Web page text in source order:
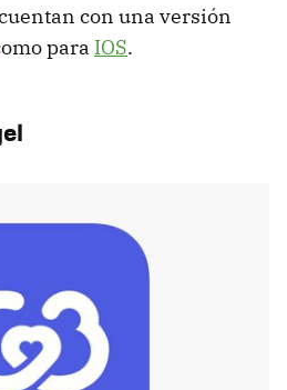
con una versión
para IOS.